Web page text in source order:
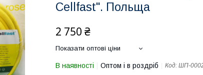
Cellfast". Польща
2 750 ₴
Показати оптові ціни
В наявності Оптом і в роздріб Код: ШП-